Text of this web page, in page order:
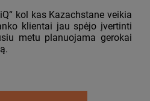
kol kas Kazachstane veikia
klientai jau spėjo įvertinti
metu planuojama gerokai